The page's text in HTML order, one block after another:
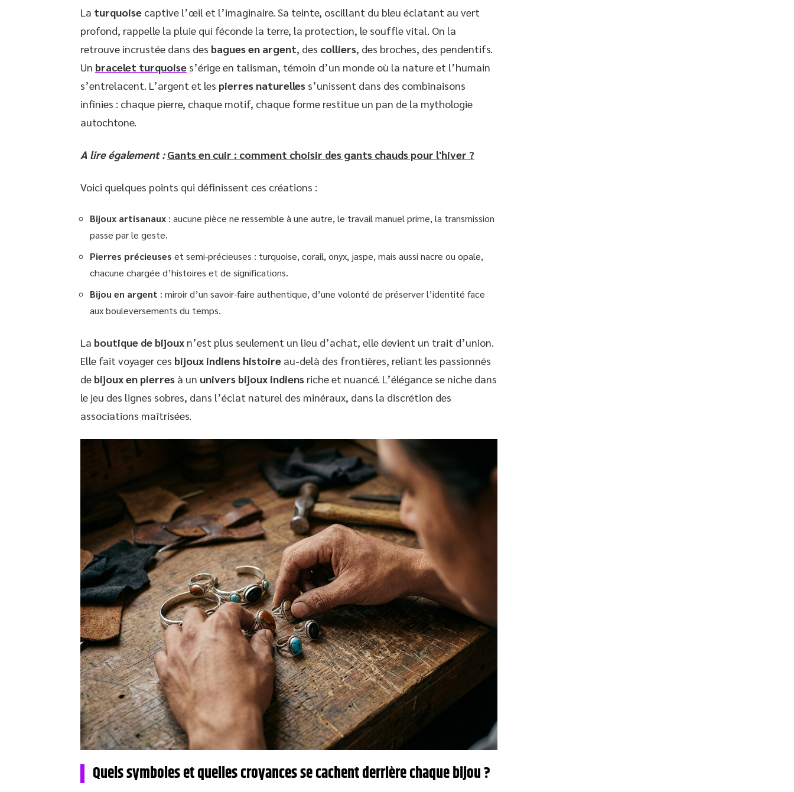
La turquoise captive l’œil et l’imaginaire. Sa teinte, oscillant du bleu éclatant au vert
profond, rappelle la pluie qui féconde la terre, la protection, le souffle vital. On la
retrouve incrustée dans des bagues en argent, des colliers, des broches, des pendentifs.
Un bracelet turquoise s’érige en talisman, témoin d’un monde où la nature et l’humain
s’entrelacent. L’argent et les pierres naturelles s’unissent dans des combinaisons
infinies : chaque pierre, chaque motif, chaque forme restitue un pan de la mythologie
autochtone.
A lire également : Gants en cuir : comment choisir des gants chauds pour l'hiver ?
Voici quelques points qui définissent ces créations :
Bijoux artisanaux : aucune pièce ne ressemble à une autre, le travail manuel prime, la transmission
passe par le geste.
Pierres précieuses et semi-précieuses : turquoise, corail, onyx, jaspe, mais aussi nacre ou opale,
chacune chargée d’histoires et de significations.
Bijou en argent : miroir d’un savoir-faire authentique, d’une volonté de préserver l’identité face
aux bouleversements du temps.
La boutique de bijoux n’est plus seulement un lieu d’achat, elle devient un trait d’union.
Elle fait voyager ces bijoux indiens histoire au-delà des frontières, reliant les passionnés
de bijoux en pierres à un univers bijoux indiens riche et nuancé. L’élégance se niche dans
le jeu des lignes sobres, dans l’éclat naturel des minéraux, dans la discrétion des
associations maîtrisées.
Quels symboles et quelles croyances se cachent derrière chaque bijou ?